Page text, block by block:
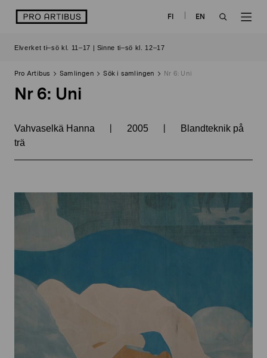
logo FI
EN
Elverket ti–sö kl. 11–17 | Sinne ti–sö kl. 12–17
Pro Artibus Samlingen Sök i samlingen Nr 6: Uni
Nr 6: Uni
Vahvaselkä Hanna | 2005 |
Blandteknik på
trä